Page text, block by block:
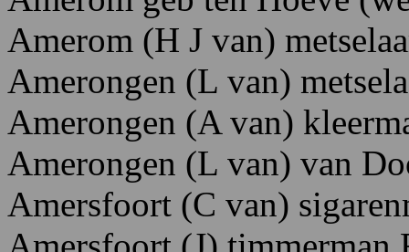
Amerom (H J van)
Amerongen (L van)
Amerongen (A van)
Amerongen (L van) van
Amersfoort (C van)